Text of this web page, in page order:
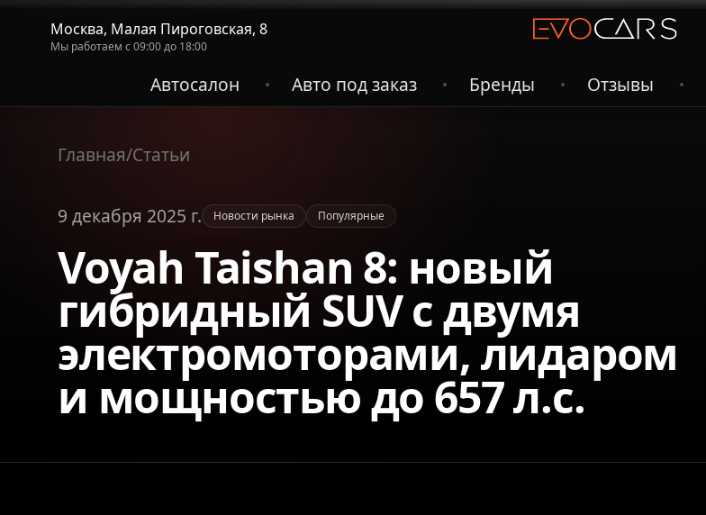
Москва, Малая Пироговская, 8
Мы работаем с 09:00 до 18:00
Автосалон
• Авто под заказ • Бренды • Отзывы •
Главная/Статьи
9 декабря 2025 г. Новости рынка Популярные
Voyah Taishan 8: новый
гибридный SUV с двумя
электромоторами, лидаром
и мощностью до 657 л.с.